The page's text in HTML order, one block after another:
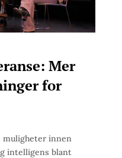
Mer
for
innen
intelligens blant